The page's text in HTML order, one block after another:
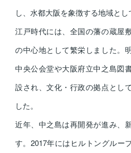
し、水都大阪を象徴する地域とし
江戸時代には、全国の藩の蔵屋
の中心地として繁栄しました。
中央公会堂や大阪府立中之島図
設され、文化・行政の拠点とし
した。
近年、中之島は再開発が進み、
す。2017年にはヒルトングルー